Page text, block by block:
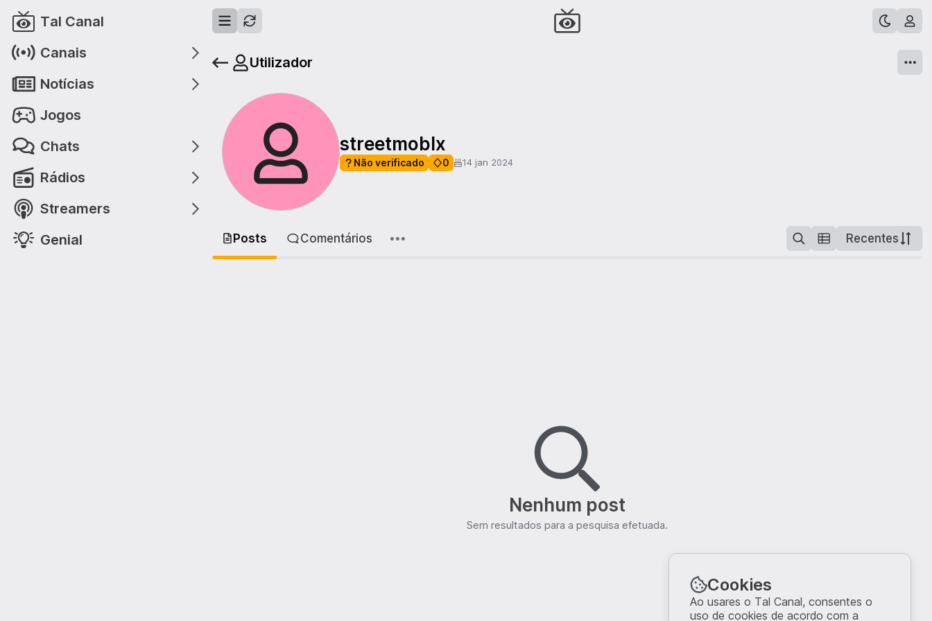
Tal Canal
Canais
Notícias
Jogos
Chats
Rádios
Streamers
Genial
Utilizador
streetmoblx
Não verificado 0 14 jan 2024
Posts Comentários Recentes
Nenhum post
Sem resultados para a pesquisa efetuada.
Cookies
Ao usares o Tal Canal, consentes o
uso de cookies de acordo com a